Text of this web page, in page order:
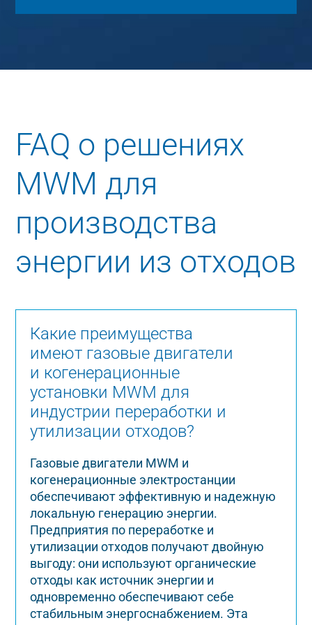
FAQ о решениях
MWM для
производства
энергии из отходов
Какие преимущества
имеют газовые двигатели
и когенерационные
установки MWM для
индустрии переработки и
утилизации отходов?
Газовые двигатели MWM и
когенерационные электростанции
обеспечивают эффективную и надежную
локальную генерацию энергии.
Предприятия по переработке и
утилизации отходов получают двойную
выгоду: они используют органические
отходы как источник энергии и
одновременно обеспечивают себе
стабильным энергоснабжением. Эта